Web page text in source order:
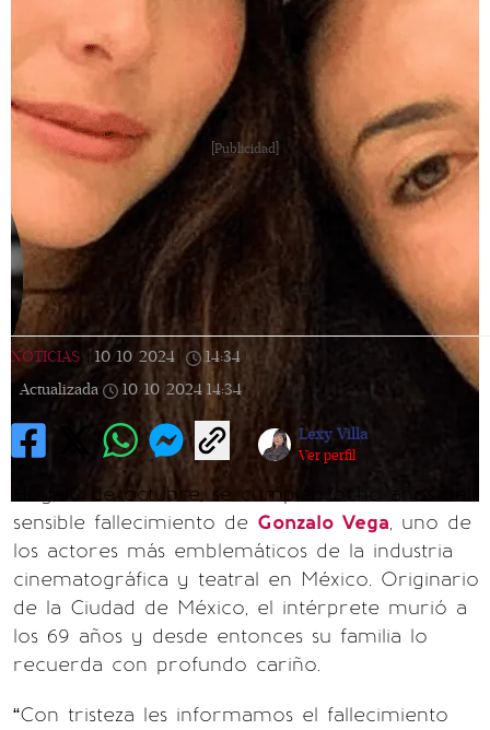
[Publicidad]
NOTICIAS 10/10/2024 14:34
Actualizada
10/10/2024 14:34
Lexy Villa
Ver perfil
Hoy, 10 de octubre, se cumplen ocho años del
sensible fallecimiento de Gonzalo Vega, uno de
los actores más emblemáticos de la industria
cinematográfica y teatral en México. Originario
de la Ciudad de México, el intérprete murió a
los 69 años y desde entonces su familia lo
recuerda con profundo cariño.
“Con tristeza les informamos el fallecimiento